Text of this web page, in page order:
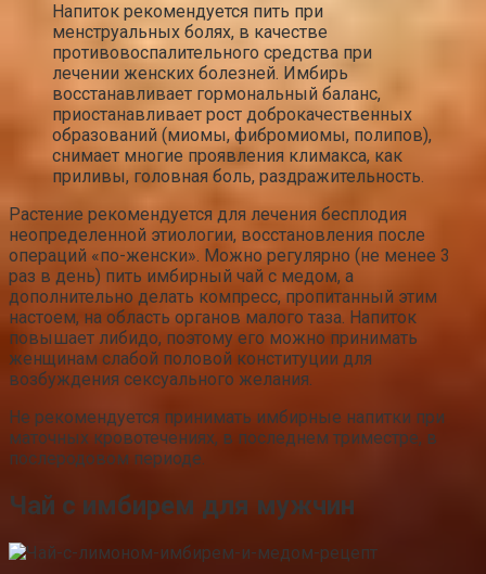
Напиток рекомендуется пить при
менструальных болях, в качестве
противовоспалительного средства при
лечении женских болезней. Имбирь
восстанавливает гормональный баланс,
приостанавливает рост доброкачественных
образований (миомы, фибромиомы, полипов),
снимает многие проявления климакса, как
приливы, головная боль, раздражительность.
Растение рекомендуется для лечения бесплодия
неопределенной этиологии, восстановления после
операций «по-женски». Можно регулярно (не менее 3
раз в день) пить имбирный чай с медом, а
дополнительно делать компресс, пропитанный этим
настоем, на область органов малого таза. Напиток
повышает либидо, поэтому его можно принимать
женщинам слабой половой конституции для
возбуждения сексуального желания.
Не рекомендуется принимать имбирные напитки при
маточных кровотечениях, в последнем триместре, в
послеродовом периоде.
Чай с имбирем для мужчин